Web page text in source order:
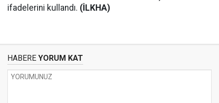
ifadelerini kullandı. (İLKHA)
HABERE YORUM KAT